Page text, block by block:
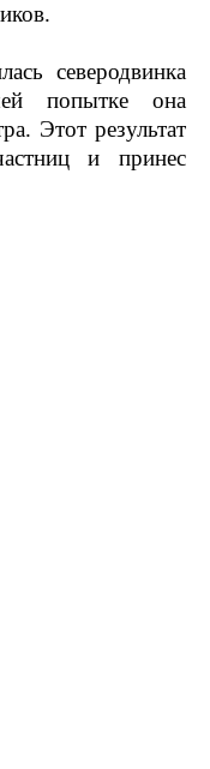
северодвинка
попытке она
Этот результат
и принес